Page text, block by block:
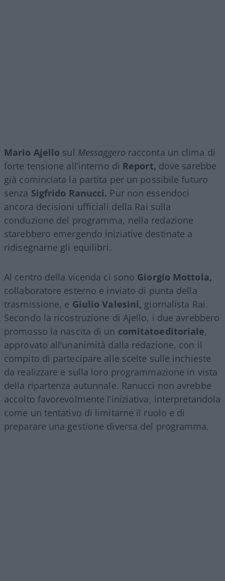
Mario Ajello sul Messaggero racconta un clima di
forte tensione all’interno di Report, dove sarebbe
già cominciata la partita per un possibile futuro
senza Sigfrido Ranucci. Pur non essendoci
ancora decisioni ufficiali della Rai sulla
conduzione del programma, nella redazione
starebbero emergendo iniziative destinate a
ridisegnarne gli equilibri.
Al centro della vicenda ci sono Giorgio Mottola,
collaboratore esterno e inviato di punta della
trasmissione, e Giulio Valesini, giornalista Rai.
Secondo la ricostruzione di Ajello, i due avrebbero
promosso la nascita di un comitatoeditoriale,
approvato all’unanimità dalla redazione, con il
compito di partecipare alle scelte sulle inchieste
da realizzare e sulla loro programmazione in vista
della ripartenza autunnale. Ranucci non avrebbe
accolto favorevolmente l’iniziativa, interpretandola
come un tentativo di limitarne il ruolo e di
preparare una gestione diversa del programma.